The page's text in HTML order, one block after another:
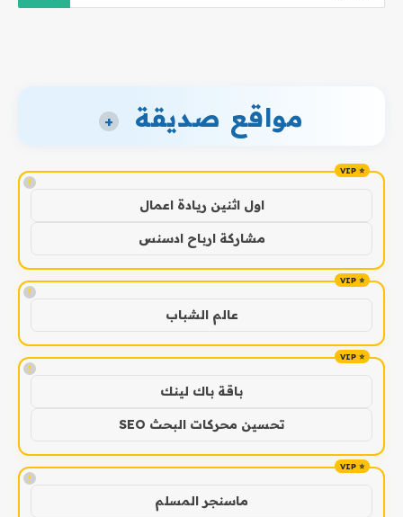
مواقع صديقة +
!
اول اثنين ريادة اعمال
مشاركة ارباح ادسنس
!
عالم الشباب
!
باقة باك لينك
تحسين محركات البحث SEO
!
ماسنجر المسلم